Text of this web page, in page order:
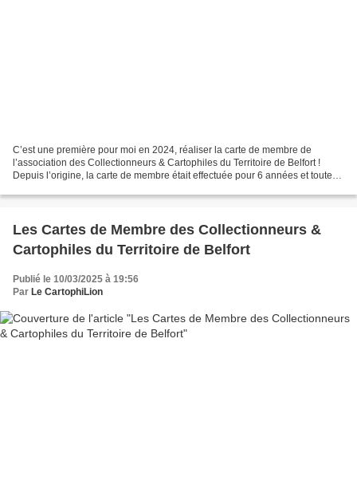
C’est une première pour moi en 2024, réaliser la carte de membre de
l’association des Collectionneurs & Cartophiles du Territoire de Belfort !
Depuis l’origine, la carte de membre était effectuée pour 6 années et toutes
Les Cartes de Membre des Collectionneurs &
Cartophiles du Territoire de Belfort
Publié le 10/03/2025 à 19:56
Par Le CartophiLion